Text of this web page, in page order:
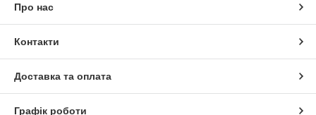
Про нас
Контакти
Доставка та оплата
Графік роботи